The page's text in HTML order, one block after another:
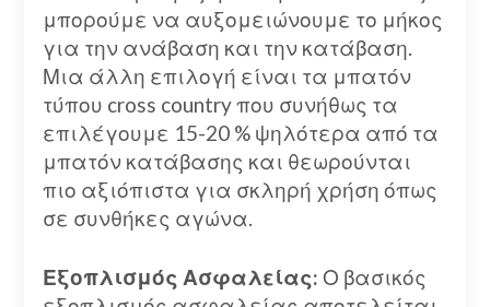
μπορούμε να αυξομειώνουμε το μήκος
για την ανάβαση και την κατάβαση.
Μια άλλη επιλογή είναι τα μπατόν
τύπου cross country που συνήθως τα
επιλέγουμε 15-20 % ψηλότερα από τα
μπατόν κατάβασης και θεωρούνται
πιο αξιόπιστα για σκληρή χρήση όπως
σε συνθήκες αγώνα.
Εξοπλισμός Ασφαλείας: Ο βασικός